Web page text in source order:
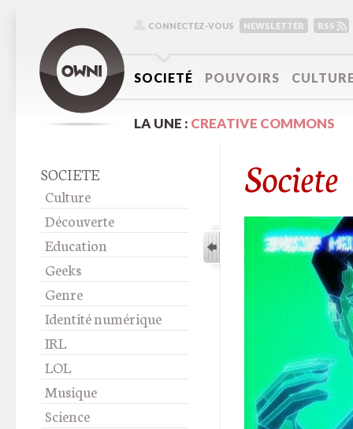
CONNECTEZ-VOUS NEWSLETTER RSS
SOCIETÉ POUVOIRS
LA UNE : CREATIVE COMMONS
Societe
SOCIETE
Culture
Découverte
Education
Geeks
Genre
Identité numérique
IRL
LOL
Musique
Science